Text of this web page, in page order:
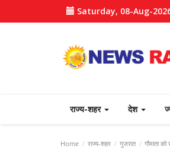
Saturday, 08-Aug-
राज्य-शहर देश
Home राज्य-शहर गुजरात गौमाता